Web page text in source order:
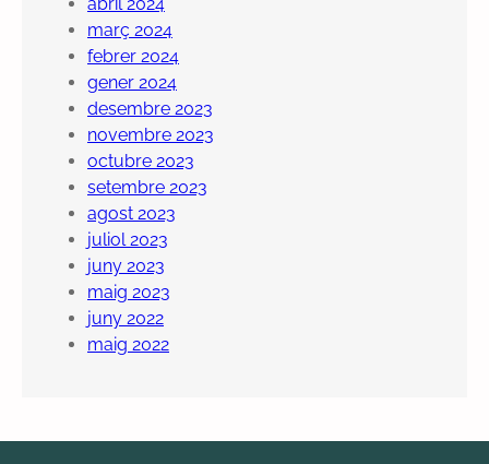
març 2024
febrer 2024
gener 2024
desembre 2023
novembre 2023
octubre 2023
setembre 2023
agost 2023
juliol 2023
juny 2023
maig 2023
juny 2022
maig 2022